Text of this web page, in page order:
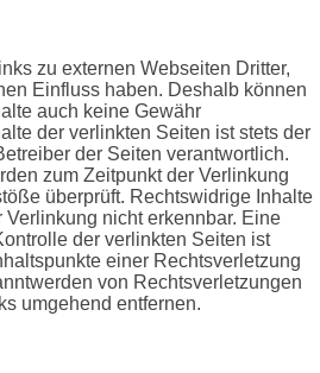
zu externen Webseiten Dritter,
Einfluss haben. Deshalb können
auch keine Gewähr
der verlinkten Seiten ist stets der
der Seiten verantwortlich.
zum Zeitpunkt der Verlinkung
überprüft. Rechtswidrige Inhalte
nicht erkennbar. Eine
der verlinkten Seiten ist
einer Rechtsverletzung
von Rechtsverletzungen
umgehend entfernen.